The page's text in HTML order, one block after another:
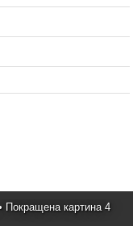
Покращена картина 4